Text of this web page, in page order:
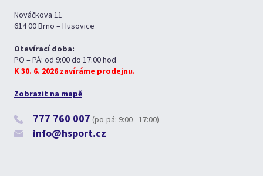
Nováčkova 11
614 00 Brno – Husovice
Otevírací doba:
PO – PÁ: od 9:00 do 17:00 hod
K 30. 6. 2026 zavíráme prodejnu.
Zobrazit na mapě
777 760 007 (po-pá: 9:00 - 17:00)
info@hsport.cz